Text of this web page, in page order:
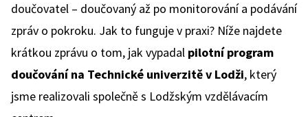
doučovatel – doučovaný až po monitorování a podávání
zpráv o pokroku. Jak to funguje v praxi? Níže najdete
krátkou zprávu o tom, jak vypadal pilotní program
doučování na Technické univerzitě v Lodži, který
jsme realizovali společně s Lodžským vzdělávacím